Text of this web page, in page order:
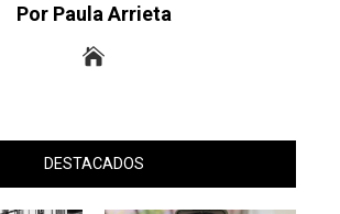
Por Paula Arrieta
DESTACADOS